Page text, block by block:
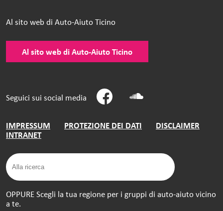
Al sito web di Auto-Aiuto Ticino
Al sito web di Auto-Aiuto Ticino
Seguici sui social media
IMPRESSUM PROTEZIONE DEI DATI
DISCLAIMER
INTRANET
OPPURE Scegli la tua regione per i gruppi di auto-aiuto vicino
a te.